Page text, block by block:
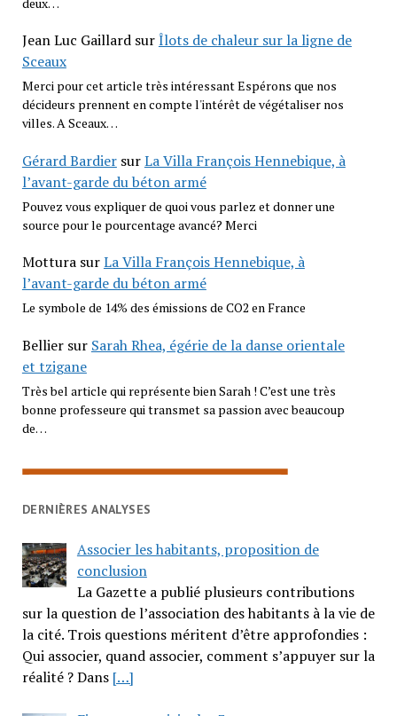
Jean Luc GaillardsurÎlots de chaleur sur la ligne de
Sceaux
Merci pour cet article très intéressant Espérons que nos
décideurs prennent en compte l'intérêt de végétaliser nos
villes. A Sceaux…
Gérard BardiersurLa Villa François Hennebique, à
l’avant-garde du béton armé
Pouvez vous expliquer de quoi vous parlez et donner une
source pour le pourcentage avancé? Merci
MotturasurLa Villa François Hennebique, à
l’avant-garde du béton armé
Le symbole de 14% des émissions de CO2 en France
Belliersur Sarah Rhea, égérie de la danse orientale
et tzigane
Très bel article qui représente bien Sarah ! C’est une très
bonne professeure qui transmet sa passion avec beaucoup
de…
DERNIÈRES ANALYSES
Associer les habitants, proposition de
conclusion
La Gazette a publié plusieurs contributions
sur la question de l’association des habitants à la vie de
la cité. Trois questions méritent d’être approfondies :
Qui associer, quand associer, comment s’appuyer sur la
réalité ? Dans […]